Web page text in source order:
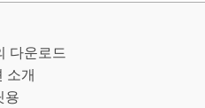
다운로드
소개
용